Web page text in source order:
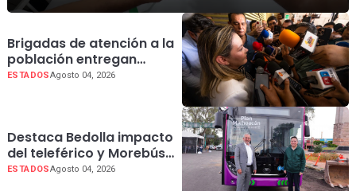
Brigadas de atención a la
población entregan
apoyos a afectados por
ESTADOSAgosto 04, 2026
Destaca Bedolla impacto
del teleférico y Morebús
en Morelia tras recorrido
ESTADOSAgosto 04, 2026